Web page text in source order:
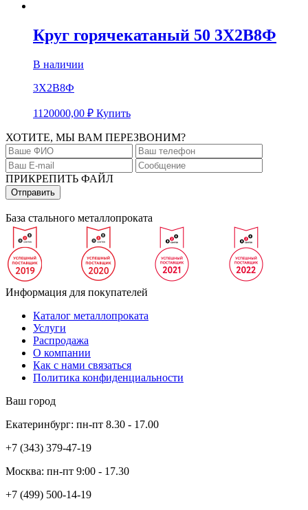
Круг горячекатаный 50 3Х2В8Ф
В наличии
3Х2В8Ф
1120000,00 ₽ Купить
ХОТИТЕ, МЫ ВАМ ПЕРЕЗВОНИМ?
ПРИКРЕПИТЬ ФАЙЛ
База стального металлопроката
Информация для покупателей
Каталог металлопроката
Услуги
Распродажа
О компании
Как с нами связаться
Политика конфиденциальности
Ваш город
Екатеринбург: пн-пт 8.30 - 17.00
+7 (343) 379-47-19
Москва: пн-пт 9:00 - 17.30
+7 (499) 500-14-19